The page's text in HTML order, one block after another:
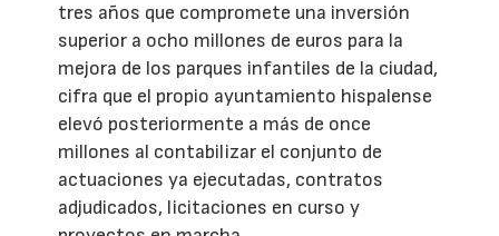
tres años que compromete una inversión
superior a ocho millones de euros para la
mejora de los parques infantiles de la ciudad,
cifra que el propio ayuntamiento hispalense
elevó posteriormente a más de once
millones al contabilizar el conjunto de
actuaciones ya ejecutadas, contratos
adjudicados, licitaciones en curso y